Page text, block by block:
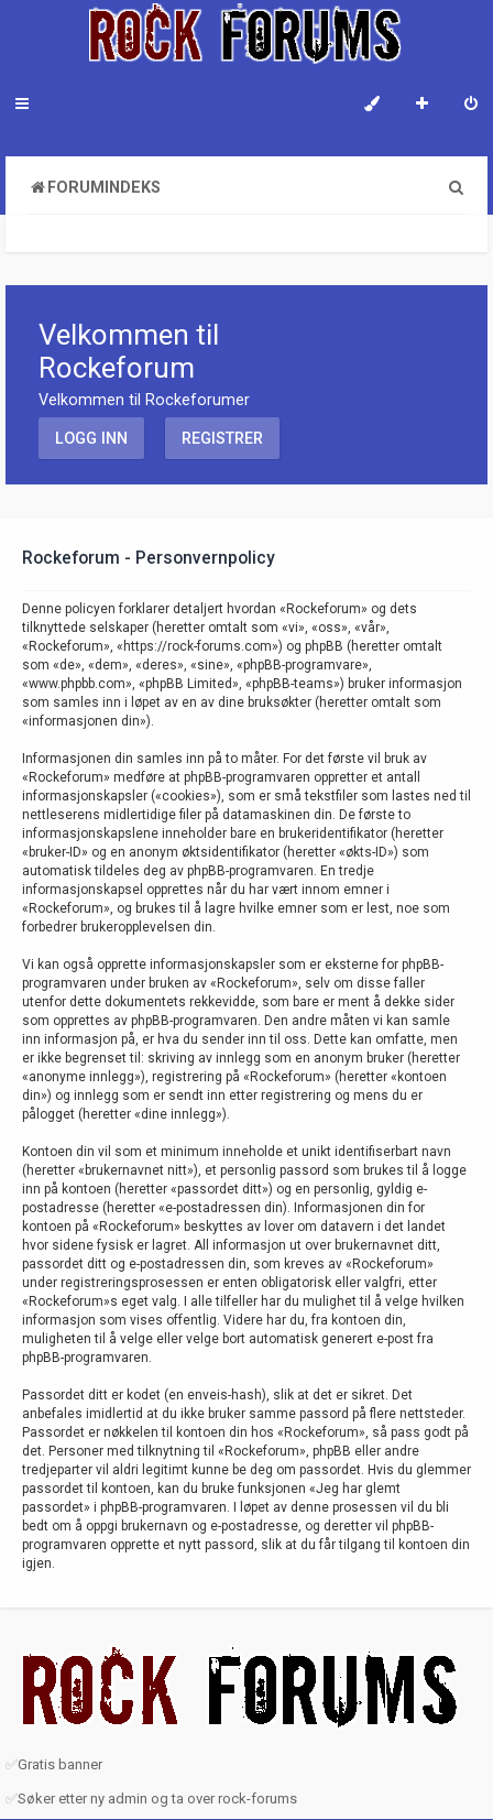
FORUMINDEKS
Velkommen til
Rockeforum
Velkommen til Rockeforumer
LOGG INN REGISTRER
Rockeforum - Personvernpolicy
Denne policyen forklarer detaljert hvordan «Rockeforum» og dets
tilknyttede selskaper (heretter omtalt som «vi», «oss», «vår»,
«Rockeforum», «https://rock-forums.com») og phpBB (heretter omtalt
som «de», «dem», «deres», «sine», «phpBB-programvare»,
«www.phpbb.com», «phpBB Limited», «phpBB-teams») bruker informasjon
som samles inn i løpet av en av dine bruksøkter (heretter omtalt som
«informasjonen din»).
Informasjonen din samles inn på to måter. For det første vil bruk av
«Rockeforum» medføre at phpBB-programvaren oppretter et antall
informasjonskapsler («cookies»), som er små tekstfiler som lastes ned til
nettleserens midlertidige filer på datamaskinen din. De første to
informasjonskapslene inneholder bare en brukeridentifikator (heretter
«bruker-ID» og en anonym øktsidentifikator (heretter «økts-ID») som
automatisk tildeles deg av phpBB-programvaren. En tredje
informasjonskapsel opprettes når du har vært innom emner i
«Rockeforum», og brukes til å lagre hvilke emner som er lest, noe som
forbedrer brukeropplevelsen din.
Vi kan også opprette informasjonskapsler som er eksterne for phpBB-
programvaren under bruken av «Rockeforum», selv om disse faller
utenfor dette dokumentets rekkevidde, som bare er ment å dekke sider
som opprettes av phpBB-programvaren. Den andre måten vi kan samle
inn informasjon på, er hva du sender inn til oss. Dette kan omfatte, men
er ikke begrenset til: skriving av innlegg som en anonym bruker (heretter
«anonyme innlegg»), registrering på «Rockeforum» (heretter «kontoen
din») og innlegg som er sendt inn etter registrering og mens du er
pålogget (heretter «dine innlegg»).
Kontoen din vil som et minimum inneholde et unikt identifiserbart navn
(heretter «brukernavnet nitt»), et personlig passord som brukes til å logge
inn på kontoen (heretter «passordet ditt») og en personlig, gyldig e-
postadresse (heretter «e-postadressen din). Informasjonen din for
kontoen på «Rockeforum» beskyttes av lover om datavern i det landet
hvor sidene fysisk er lagret. All informasjon ut over brukernavnet ditt,
passordet ditt og e-postadressen din, som kreves av «Rockeforum»
under registreringsprosessen er enten obligatorisk eller valgfri, etter
«Rockeforum»s eget valg. I alle tilfeller har du mulighet til å velge hvilken
informasjon som vises offentlig. Videre har du, fra kontoen din,
muligheten til å velge eller velge bort automatisk generert e-post fra
phpBB-programvaren.
Passordet ditt er kodet (en enveis-hash), slik at det er sikret. Det
anbefales imidlertid at du ikke bruker samme passord på flere nettsteder.
Passordet er nøkkelen til kontoen din hos «Rockeforum», så pass godt på
det. Personer med tilknytning til «Rockeforum», phpBB eller andre
tredjeparter vil aldri legitimt kunne be deg om passordet. Hvis du glemmer
passordet til kontoen, kan du bruke funksjonen «Jeg har glemt
passordet» i phpBB-programvaren. I løpet av denne prosessen vil du bli
bedt om å oppgi brukernavn og e-postadresse, og deretter vil phpBB-
programvaren opprette et nytt passord, slik at du får tilgang til kontoen din
igjen.
✅Gratis banner
✅Søker etter ny admin og ta over rock-forums